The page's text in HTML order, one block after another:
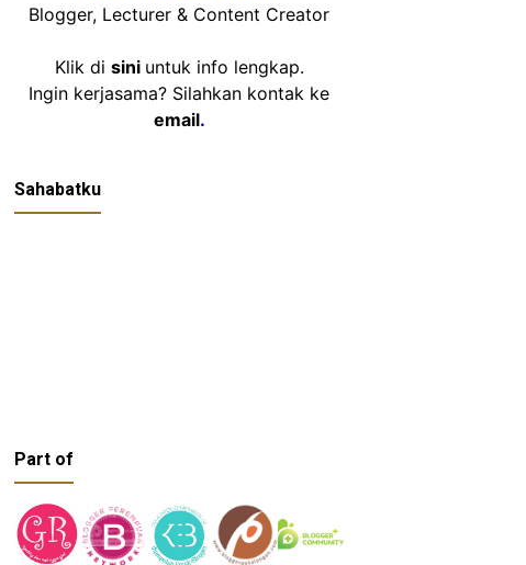
Blogger, Lecturer & Content Creator
Klik di sini untuk info lengkap.
Ingin kerjasama? Silahkan kontak ke
email.
Sahabatku
Part of